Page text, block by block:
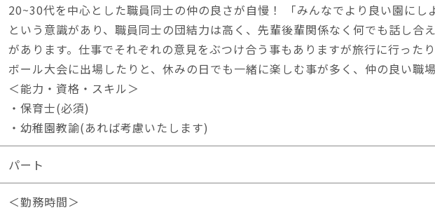
20~30代を中心とした職員同士の仲の良さが自慢！ 「みんなでより良い園にし
という意識があり、職員同士の団結力は高く、先輩後輩関係なく何でも話し合
があります。仕事でそれぞれの意見をぶつけ合う事もありますが旅行に行った
ボール大会に出場したりと、休みの日でも一緒に楽しむ事が多く、仲の良い職場
＜能力・資格・スキル＞
・保育士(必須)
・幼稚園教諭(あれば考慮いたします)
パート
＜勤務時間＞